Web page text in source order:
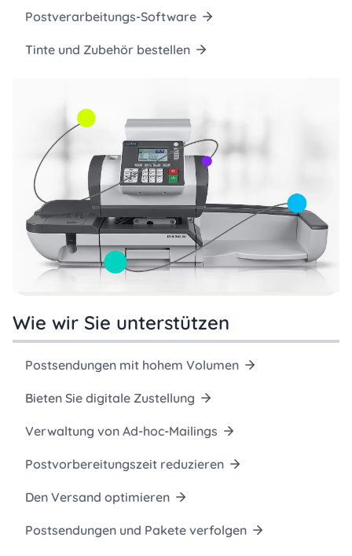
Postverarbeitungs-Software
Tinte und Zubehör bestellen
Wie wir Sie unterstützen
Postsendungen mit hohem Volumen
Bieten Sie digitale Zustellung
Verwaltung von Ad-hoc-Mailings
Postvorbereitungszeit reduzieren
Den Versand optimieren
Postsendungen und Pakete verfolgen